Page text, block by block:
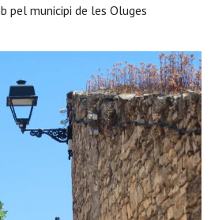
pel municipi de les Oluges